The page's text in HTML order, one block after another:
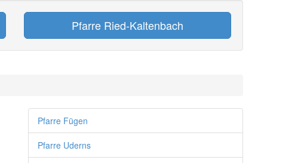
Pfarre Ried-Kaltenbach
Pfarre Fügen
Pfarre Uderns